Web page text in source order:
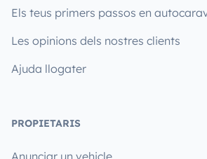
Els teus primers passos en
Les opinions dels nostres clients
Ajuda llogater
PROPIETARIS
Anunciar un vehicle